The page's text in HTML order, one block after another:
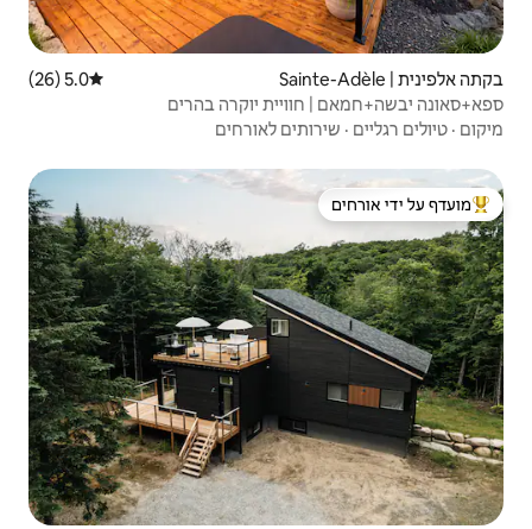
דירוג ממוצע של 5.0 מתוך 5, 26 ביקורות
5.0 (26)
יוקרה בהרים
לאורחים
ידי אורחים